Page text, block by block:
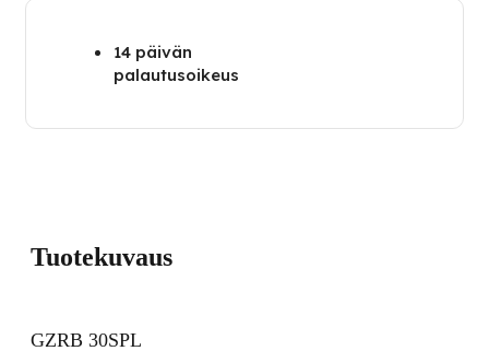
14 päivän
palautusoikeus
Tuotekuvaus
GZRB 30SPL